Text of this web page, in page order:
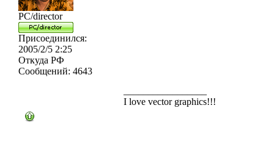
PC/director
Присоединился:
2005/2/5 2:25
Откуда РФ
Сообщений: 4643
I love vector graphics!!!